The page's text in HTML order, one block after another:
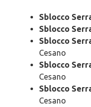
Sblocco
Sblocco
Sblocco
Cesano
Sblocco
Cesano
Sblocco
Cesano